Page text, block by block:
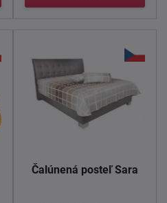
Čalúnená posteľ Sara